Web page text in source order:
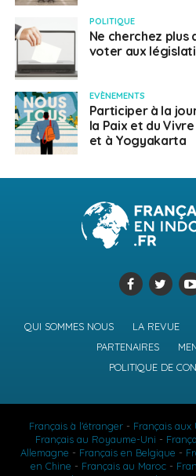
POLITIQUE
Ne cherchez
voter aux
EVÈNEMENTS
Participer à la
la Paix et du
et à Yogyakarta
QUI SOMMES NOUS LA REVUE
PARTENAIRES
POLITIQUE DE
Français à l'étranger - Français aux
Français au Royaume-Uni -
Allemagne - Français en Belgique -
en Chine - Français au Maroc-